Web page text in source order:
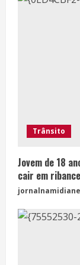
Trânsito
Jovem de 18
cair em